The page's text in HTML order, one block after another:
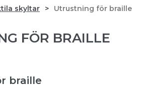
skyltar Utrustning för braille
FÖR BRAILLE
braille